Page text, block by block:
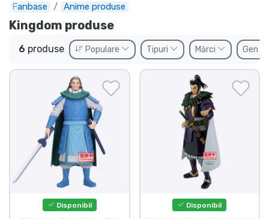
Fanbase Anime produse
Kingdom produse
6 produse Populare Tipuri Mărci Gen
Disponibil Disponibil
Precomenzi
Outlet produse
Transport și plată
Sortare după serie
Sortare după filme
Sortare după desene animate
Sortare după Anime